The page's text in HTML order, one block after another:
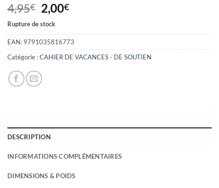
4,95€ Le
prix
initial
était :
4,95€.
2,00€Le
actuel
est :
2,00€.
Rupture de stock
EAN: 9791035816773
Catégorie :CAHIER DE VACANCES - DE SOUTIEN
DESCRIPTION
INFORMATIONS COMPLÉMENTAIRES
DIMENSIONS & POIDS